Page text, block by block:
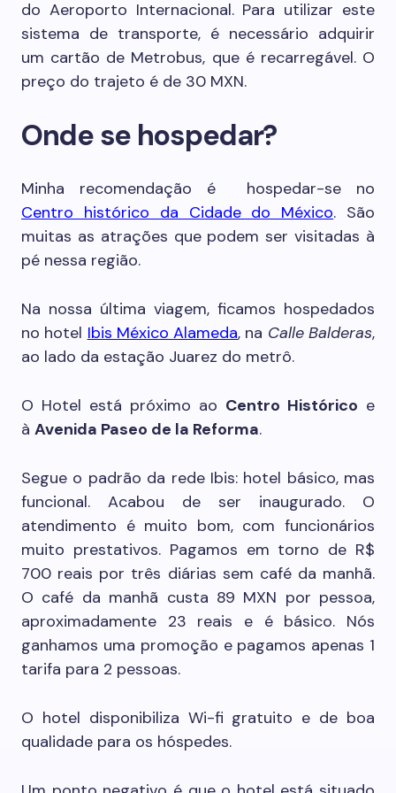
do Aeroporto Internacional. Para utilizar este
sistema de transporte, é necessário adquirir
um cartão de Metrobus, que é recarregável. O
preço do trajeto é de 30 MXN.
Onde se hospedar?
Minha recomendação é hospedar-se no
Centro histórico da Cidade do México. São
muitas as atrações que podem ser visitadas à
pé nessa região.
Na nossa última viagem, ficamos hospedados
no hotel Ibis México Alameda, na Calle Balderas,
ao lado da estação Juarez do metrô.
O Hotel está próximo ao Centro Histórico e
à Avenida Paseo de la Reforma.
Segue o padrão da rede Ibis: hotel básico, mas
funcional. Acabou de ser inaugurado. O
atendimento é muito bom, com funcionários
muito prestativos. Pagamos em torno de R$
700 reais por três diárias sem café da manhã.
O café da manhã custa 89 MXN por pessoa,
aproximadamente 23 reais e é básico. Nós
ganhamos uma promoção e pagamos apenas 1
tarifa para 2 pessoas.
O hotel disponibiliza Wi-fi gratuito e de boa
qualidade para os hóspedes.